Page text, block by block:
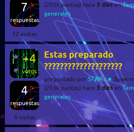
7
respuestas
12 visitas
(203k puntos) hace 3 días en
generales
+4
votos
4
respuestas
6 visitas
Estas preparado
????????????????????
preguntado por SŦȺɌ♫★
(203kpuntos) hace 3 días en
generales